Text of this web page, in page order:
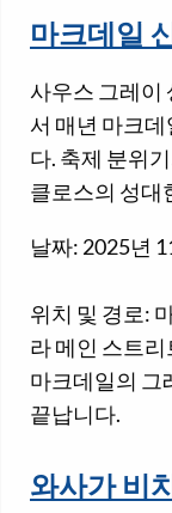
마크데일
사우스 그레이
서 매년 마크
다. 축제 분위
클로스의 성대
날짜: 2025년
위치 및 경로:
라 메인 스트
마크데일의 그
끝납니다.
와사가 비